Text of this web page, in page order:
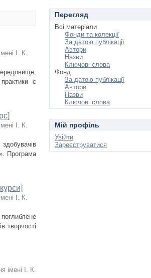
І. К.
є
І. К.
Програма
І. К.
творчості
імені І. К.
Перегляд
Всі матеріали
Фонди та колекції
За датою публікації
Автори
Назви
Ключові слова
Фонд
За датою публікації
Автори
Назви
Ключові слова
Мій профіль
Увійти
Зареєструватися